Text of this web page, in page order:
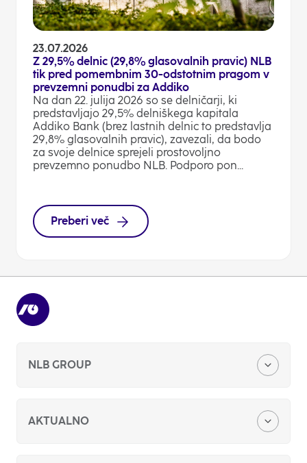
23.07.2026
Z 29,5% delnic (29,8% glasovalnih pravic) NLB
tik pred pomembnim 30-odstotnim pragom v
prevzemni ponudbi za Addiko
Na dan 22. julija 2026 so se delničarji, ki
predstavljajo 29,5% delniškega kapitala
Addiko Bank (brez lastnih delnic to predstavlja
29,8% glasovalnih pravic), zavezali, da bodo
za svoje delnice sprejeli prostovoljno
prevzemno ponudbo NLB. Podporo pon...
Preberi več
NLB GROUP
O nas
AKTUALNO